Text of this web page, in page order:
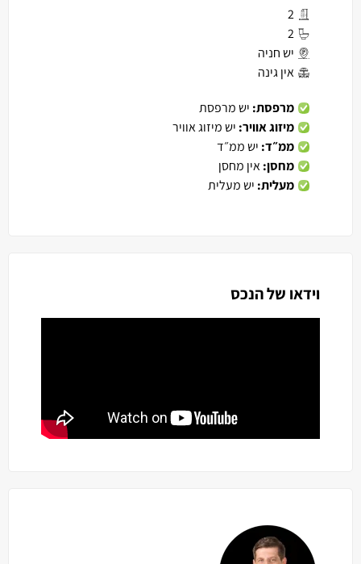
2
2
יש חניה
אין גינה
מרפסת: יש מרפסת
מיזוג אוויר: יש מיזוג אוויר
ממ״ד: יש ממ״ד
מחסן:אין מחסן
מעלית: יש מעלית
וידאו של הנכס